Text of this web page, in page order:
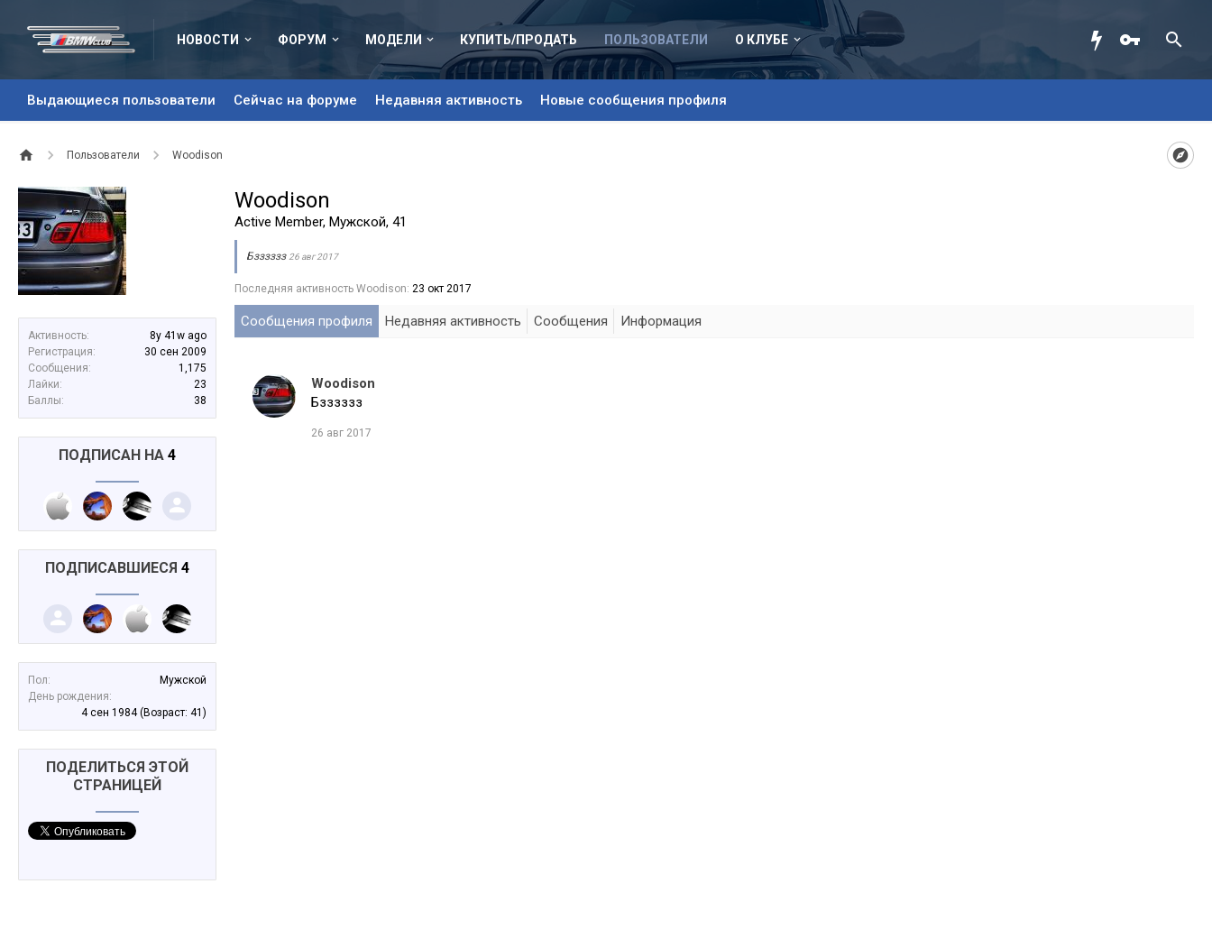
НОВОСТИ ФОРУМ МОДЕЛИ КУПИТЬ/ПРОДАТЬ ПОЛЬЗОВАТЕЛИ
Выдающиеся пользователи Сейчас на форуме Недавняя активность Новые сообщения профиля
О КЛУБЕ
Пользователи Woodison
Активность:
8y 41w ago
Регистрация:
30 сен 2009
Сообщения:
1,175
Лайки:
23
Баллы:
38
ПОДПИСАН НА 4
ПОДПИСАВШИЕСЯ 4
Пол:
Мужской
День рождения:
4 сен 1984 (Возраст: 41)
ПОДЕЛИТЬСЯ ЭТОЙ
СТРАНИЦЕЙ
Woodison
Active Member, Мужской, 41
Бзззззз 26 авг 2017
Последняя активность Woodison: 23 окт 2017
Сообщения профиля Недавняя активность Сообщения Информация
Woodison
Бзззззз
26 авг 2017